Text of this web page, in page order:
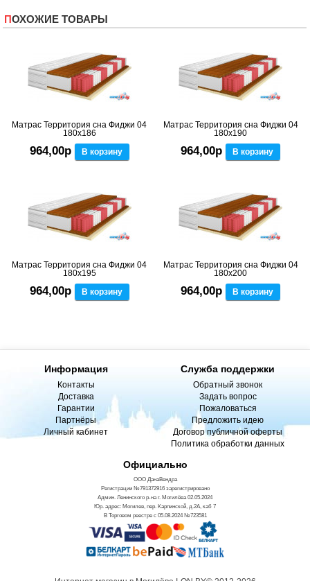
ПОХОЖИЕ ТОВАРЫ
Матрас Территория сна Фиджи 04
180x186
964,00р В корзину
Матрас Территория сна Фиджи 04
180x190
964,00р В корзину
Матрас Территория сна Фиджи 04
180x195
964,00р В корзину
Матрас Территория сна Фиджи 04
180x200
964,00р В корзину
Информация
Контакты
Доставка
Гарантии
Партнёры
Личный кабинет
Служба поддержки
Обратный звонок
Задать вопрос
Пожаловаться
Предложить идею
Договор публичной оферты
Политика обработки данных
Официально
ООО ДанаВендра
Регистрации №791372916 зарегистрировано
Админ. Ленинского р-на г. Могилёва 02.05.2024
Юр. адрес: Могилев, пер. Карпинской, д.2А, каб 7
В Торговом реестре с 05.08.2024 №723581